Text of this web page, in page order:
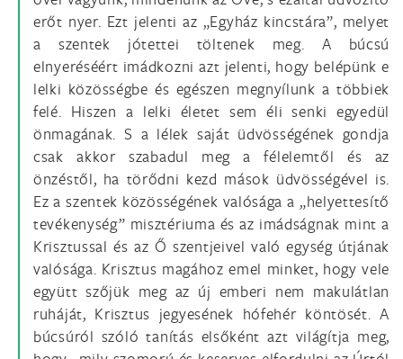
erőt nyer. Ezt jelenti az „Egyház kincstára”, melyet
a szentek jótettei töltenek meg. A búcsú
elnyeréséért imádkozni azt jelenti, hogy belépünk e
lelki közösségbe és egészen megnyílunk a többiek
felé. Hiszen a lelki életet sem éli senki egyedül
önmagának. S a lélek saját üdvösségének gondja
csak akkor szabadul meg a félelemtől és az
önzéstől, ha törődni kezd mások üdvösségével is.
Ez a szentek közösségének valósága a „helyettesítő
tevékenység” misztériuma és az imádságnak mint a
Krisztussal és az Ő szentjeivel való egység útjának
valósága. Krisztus magához emel minket, hogy vele
együtt szőjük meg az új emberi nem makulátlan
ruháját, Krisztus jegyesének hófehér köntösét. A
búcsúról szóló tanítás elsőként azt világítja meg,